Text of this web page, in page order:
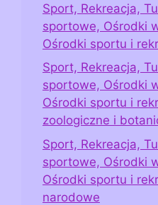
Sport, Rekreacja,
sportowe, Ośrodki
Ośrodki sportu i
Sport, Rekreacja,
sportowe, Ośrodki
Ośrodki sportu i
zoologiczne i
Sport, Rekreacja,
sportowe, Ośrodki
Ośrodki sportu i
narodowe